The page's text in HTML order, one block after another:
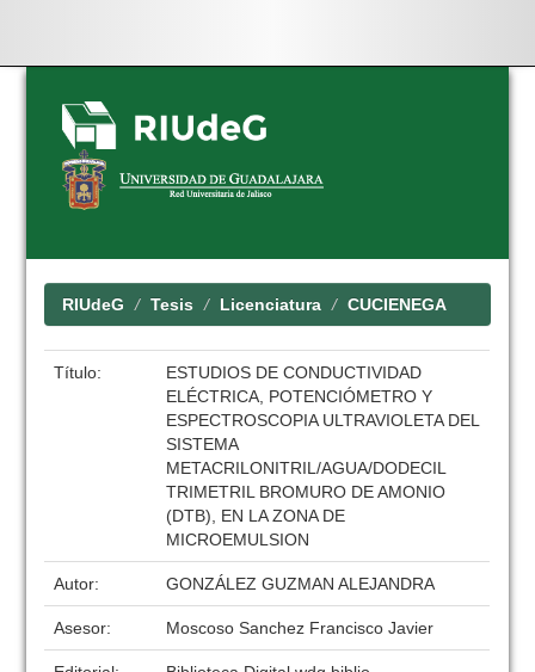
Skip
navigation
RIUdeG Tesis Licenciatura CUCIENEGA
Título:
ESTUDIOS DE CONDUCTIVIDAD
ELÉCTRICA, POTENCIÓMETRO Y
ESPECTROSCOPIA ULTRAVIOLETA DEL
SISTEMA
METACRILONITRIL/AGUA/DODECIL
TRIMETRIL BROMURO DE AMONIO
(DTB), EN LA ZONA DE
MICROEMULSION
Autor: GONZÁLEZ GUZMAN ALEJANDRA
Asesor: Moscoso Sanchez Francisco Javier